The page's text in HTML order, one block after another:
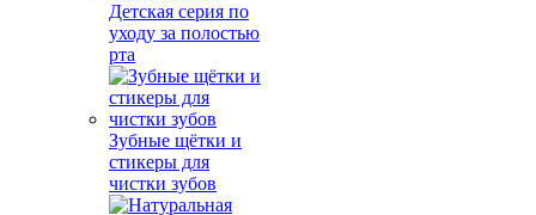
Детская серия по
уходу за полостью
рта
Зубные щётки и
стикеры для
чистки зубов